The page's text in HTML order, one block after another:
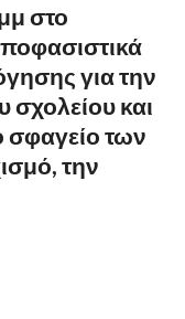
στο
για την
και
σφαγείο των
την